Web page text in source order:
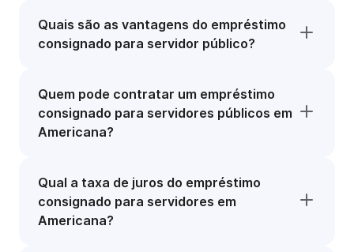
Quais são as vantagens do empréstimo
consignado para servidor público?
Quem pode contratar um empréstimo
consignado para servidores públicos em
Americana?
Qual a taxa de juros do empréstimo
consignado para servidores em
Americana?